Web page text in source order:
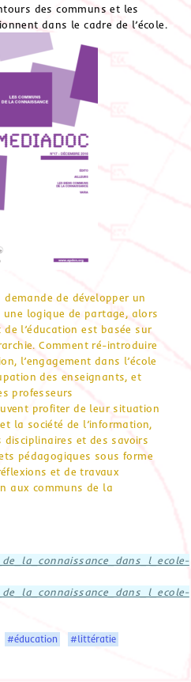
des communs et les
dans le cadre de l’école.
de développer un
logique de partage, alors
de l’éducation est basée sur
Comment ré-introduire
l’engagement dans l’école
des enseignants, et
professeurs
profiter de leur situation
la société de l’information,
disciplinaires et des savoirs
pédagogiques sous forme
et de travaux
aux communs de la
#éducation #littératie